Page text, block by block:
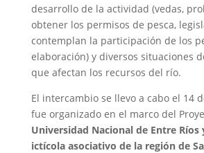
desarrollo de la actividad (vedas,
obtener los permisos de pesca,
contemplan la participación de los
elaboración) y diversos situaciones
que afectan los recursos del río.
El intercambio se llevo a cabo el 14
fue organizado en el marco del
Universidad Nacional de Entre Ríos
ictícola asociativo de la región de